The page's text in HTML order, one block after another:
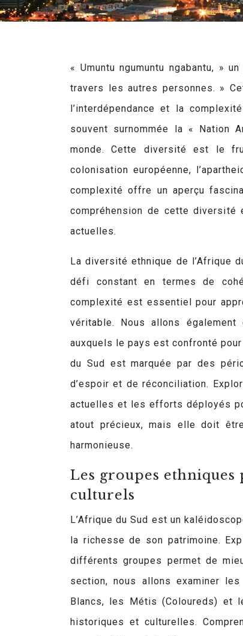
« Umuntu ngumuntu ngabantu, »
travers les autres personnes. »
l’interdépendance et la
souvent surnommée la « Nation
monde. Cette diversité est le
colonisation européenne,
complexité offre un aperçu
compréhension de cette
actuelles.
La diversité ethnique de l’Afrique
défi constant en termes de
complexité est essentiel pour
véritable. Nous allons
auxquels le pays est confronté
du Sud est marquée par des
d’espoir et de réconciliation.
actuelles et les efforts déployés
atout précieux, mais elle doit
harmonieuse.
Les groupes
culturels
L’Afrique du Sud est un
la richesse de son patrimoine.
différents groupes permet de
section, nous allons examiner
Blancs, les Métis (Coloureds) et
historiques et culturelles.